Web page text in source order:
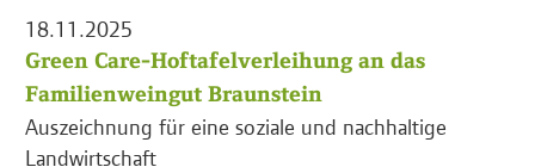
18.11.2025
Green Care-Hoftafelverleihung an das
Familienweingut Braunstein
Auszeichnung für eine soziale und nachhaltige
Landwirtschaft